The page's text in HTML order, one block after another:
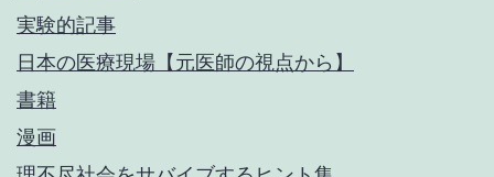
実験的記事
日本の医療現場【元医師の視点から】
書籍
漫画